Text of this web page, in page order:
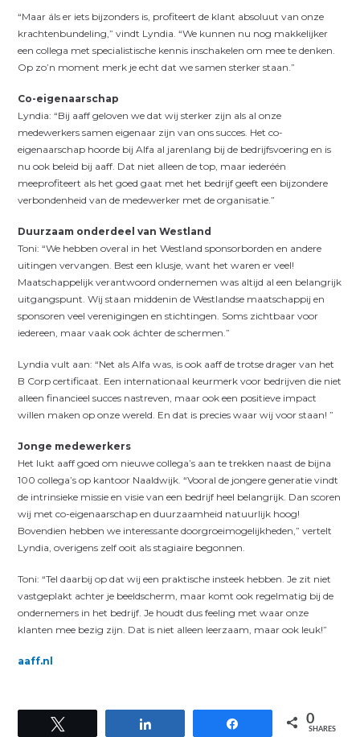
“Maar áls er iets bijzonders is, profiteert de klant absoluut van onze
krachtenbundeling,” vindt Lyndia. “We kunnen nu nog makkelijker
een collega met specialistische kennis inschakelen om mee te denken.
Op zo’n moment merk je echt dat we samen sterker staan.”
Co-eigenaarschap
Lyndia: “Bij aaff geloven we dat wij sterker zijn als al onze
medewerkers samen eigenaar zijn van ons succes. Het co-
eigenaarschap hoorde bij Alfa al jarenlang bij de bedrijfsvoering en is
nu ook beleid bij aaff. Dat niet alleen de top, maar iederéén
meeprofiteert als het goed gaat met het bedrijf geeft een bijzondere
verbondenheid van de medewerker met de organisatie.”
Duurzaam onderdeel van Westland
Toni: “We hebben overal in het Westland sponsorborden en andere
uitingen vervangen. Best een klusje, want het waren er veel!
Maatschappelijk verantwoord ondernemen was altijd al een belangrijk
uitgangspunt. Wij staan middenin de Westlandse maatschappij en
sponsoren veel verenigingen en stichtingen. Soms zichtbaar voor
iedereen, maar vaak ook áchter de schermen.”
Lyndia vult aan: “Net als Alfa was, is ook aaff de trotse drager van het
B Corp certificaat. Een internationaal keurmerk voor bedrijven die niet
alleen financieel succes nastreven, maar ook een positieve impact
willen maken op onze wereld. En dat is precies waar wij voor staan! ”
Jonge medewerkers
Het lukt aaff goed om nieuwe collega’s aan te trekken naast de bijna
100 collega’s op kantoor Naaldwijk. “Vooral de jongere generatie vindt
de intrinsieke missie en visie van een bedrijf heel belangrijk. Dan scoren
wij met co-eigenaarschap en duurzaamheid natuurlijk hoog!
Bovendien hebben we interessante doorgroeimogelijkheden,” vertelt
Lyndia, overigens zelf ooit als stagiaire begonnen.
Toni: “Tel daarbij op dat wij een praktische insteek hebben. Je zit niet
vastgeplakt achter je beeldscherm, maar komt ook regelmatig bij de
ondernemers in het bedrijf. Je houdt dus feeling met waar onze
klanten mee bezig zijn. Dat is niet alleen leerzaam, maar ook leuk!”
aaff.nl
0
SHARES